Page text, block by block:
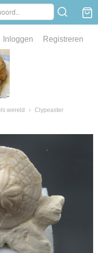
Inloggen Registreren
wereld › Clypeaster